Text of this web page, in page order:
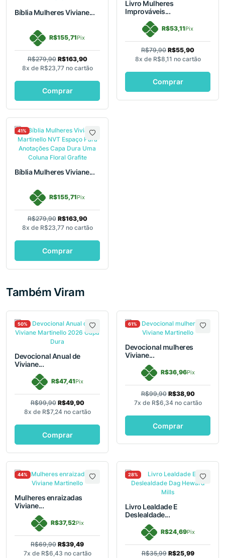
Bíblia Mulheres Viviane...
R$155,71Pix
R$279,90 R$163,90
8x de R$23,77 no cartão
Comprar
Livro Mulheres
Improváveis...
R$53,11Pix
R$79,90 R$55,90
8x de R$8,11 no cartão
Comprar
41%
Bíblia Mulheres Viviane...
R$155,71Pix
R$279,90 R$163,90
8x de R$23,77 no cartão
Comprar
Também Viram
50%
Devocional Anual de
Viviane...
R$47,41Pix
R$99,90 R$49,90
8x de R$7,24 no cartão
Comprar
61%
Devocional mulheres
Viviane...
R$36,96Pix
R$99,90 R$38,90
7x de R$6,34 no cartão
Comprar
44%
Mulheres enraizadas
Viviane...
R$37,52Pix
R$69,90 R$39,49
7x de R$6,43 no cartão
28%
Livro Lealdade E
Deslealdade...
R$24,69Pix
R$35,99 R$25,99